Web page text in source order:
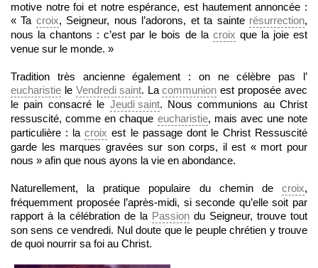
motive notre foi et notre espérance, est hautement annoncée :
« Ta croix, Seigneur, nous l’adorons, et ta sainte résurrection,
nous la chantons : c’est par le bois de la croix que la joie est
venue sur le monde. »
Tradition très ancienne également : on ne célèbre pas l’
eucharistie le Vendredi saint. Lacommunion est proposée avec
le pain consacré le Jeudi saint. Nous communions au Christ
ressuscité, comme en chaque eucharistie, mais avec une note
particulière : lacroix est le passage dont le Christ Ressuscité
garde les marques gravées sur son corps, il est « mort pour
nous » afin que nous ayons la vie en abondance.
Naturellement, la pratique populaire du chemin de croix,
fréquemment proposée l’après-midi, si seconde qu’elle soit par
rapport à la célébration de la Passion du Seigneur, trouve tout
son sens ce vendredi. Nul doute que le peuple chrétien y trouve
de quoi nourrir sa foi au Christ.